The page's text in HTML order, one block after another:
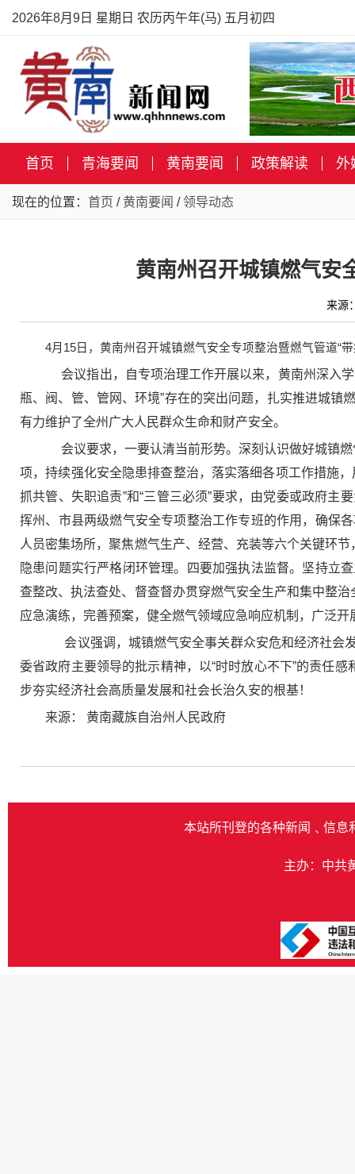
2026年8月9日 星期日 农历丙午年(马) 五月初四
首页 青海要闻 黄南要闻 政策解读 外
现在的位置： 首页 / 黄南要闻 /领导动态
黄南州召开城镇燃气安
来源
4月15日，黄南州召开城镇燃气安全专项整治暨燃气管道“
会议指出，自专项治理工作开展以来，黄南州深入
瓶、阀、管、管网、环境”存在的突出问题，扎实推进城
有力维护了全州广大人民群众生命和财产安全。
会议要求，一要认清当前形势。深刻认识做好城镇燃
项，持续强化安全隐患排查整治，落实落细各项工作措施
抓共管、失职追责”和“三管三必须”要求，由党委或政府
挥州、市县两级燃气安全专项整治工作专班的作用，确保
人员密集场所，聚焦燃气生产、经营、充装等六个关键环
隐患问题实行严格闭环管理。四要加强执法监督。坚持立
查整改、执法查处、督查督办贯穿燃气安全生产和集中整
应急演练，完善预案，健全燃气领域应急响应机制，广泛
会议强调，城镇燃气安全事关群众安危和经济社会
委省政府主要领导的批示精神，以“时时放心不下”的责任
步夯实经济社会高质量发展和社会长治久安的根基！
来源： 黄南藏族自治州人民政府
本站所刊登的各种新闻﹑信息
主办：中共